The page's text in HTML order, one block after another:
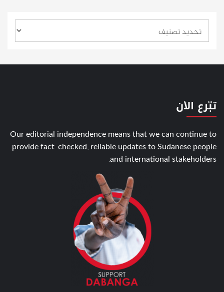
تبّرع الأن
Our editorial independence means that we can continue to
provide fact-checked, reliable updates to Sudanese people
and international stakeholders.